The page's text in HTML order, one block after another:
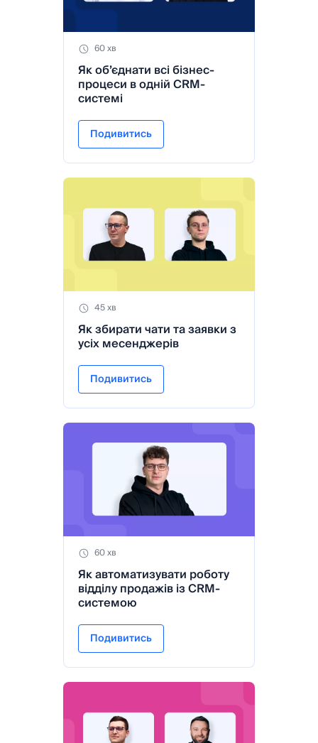
60 хв
Як обʼєднати всі бізнес-
процеси в одній CRM-
системі
Подивитись
45 хв
Як збирати чати та заявки з
усіх месенджерів
Подивитись
60 хв
Як автоматизувати роботу
відділу продажів із CRM-
системою
Подивитись